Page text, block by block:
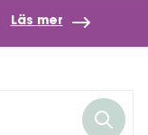
Läs mer